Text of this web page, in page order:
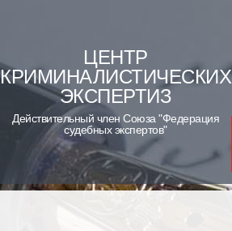
content
ЦЕНТР
КРИМИНАЛИСТИЧЕСКИХ
ЭКСПЕРТИЗ
Действительный член Союза "Федерация
судебных экспертов"